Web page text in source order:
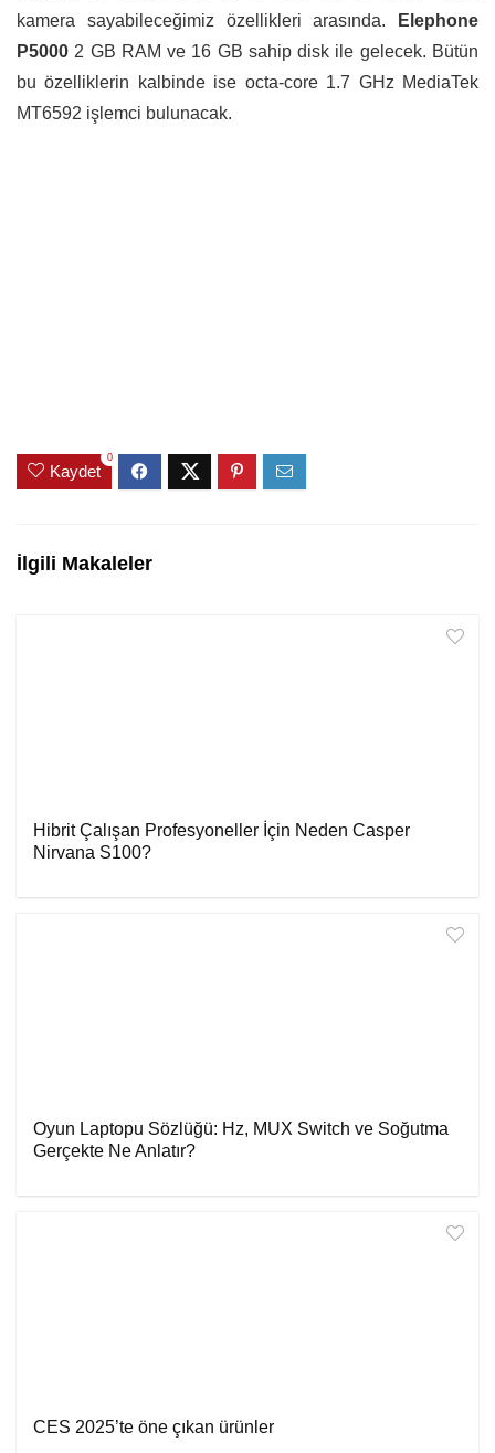
kamera sayabileceğimiz özellikleri arasında.
Elephone
P5000 2 GB RAM ve 16 GB sahip disk ile gelecek. Bütün
bu özelliklerin kalbinde ise octa-core 1.7 GHz MediaTek
MT6592 işlemci bulunacak.
Kaydet
0
İlgili Makaleler
Hibrit Çalışan Profesyoneller İçin Neden Casper
Nirvana S100?
Oyun Laptopu Sözlüğü: Hz, MUX Switch ve Soğutma
Gerçekte Ne Anlatır?
CES 2025’te öne çıkan ürünler